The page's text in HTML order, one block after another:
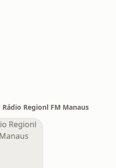
Rádio Regionl FM Manaus